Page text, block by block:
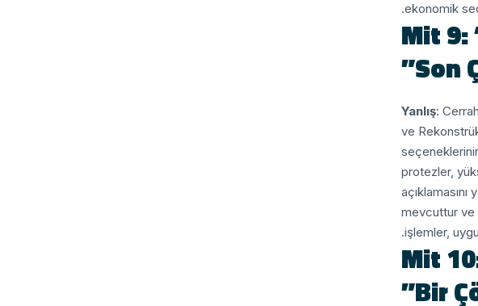
ekonomik
Mit 9:
Son
Yanlış:
ve
protezler,
açıklamasını
mevcuttur ve
işlemler,
Mit
Bir